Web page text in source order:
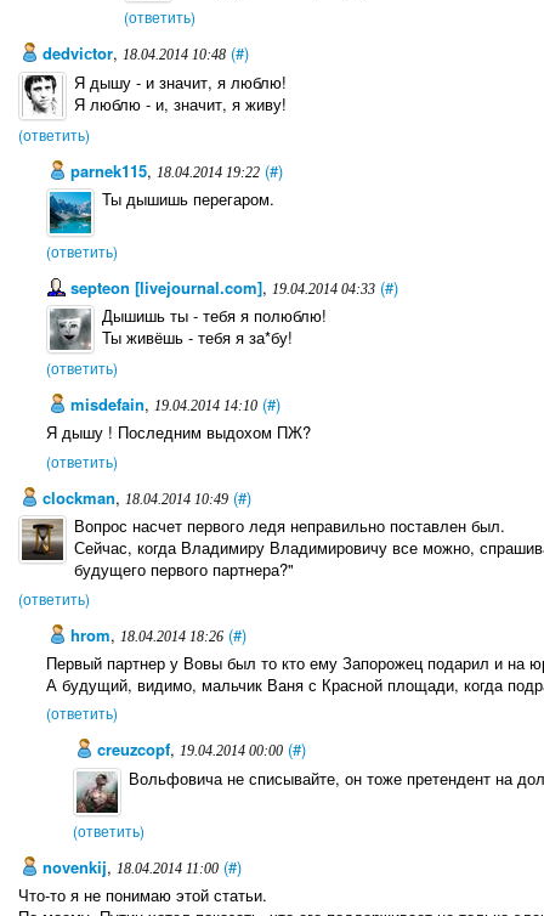
(ответить)
dedviсtor, 18.04.2014 10:48 (#)
Я дышу - и значит, я люблю!
Я люблю - и, значит, я живу!
(ответить)
parnek115, 18.04.2014 19:22 (#)
Ты дышишь перегаром.
(ответить)
septeon [livejournal.com], 19.04.2014 04:33 (#)
Дышишь ты - тебя я полюблю!
Ты живёшь - тебя я за*бу!
(ответить)
misdefain, 19.04.2014 14:10 (#)
Я дышу ! Последним выдохом ПЖ?
(ответить)
clockman, 18.04.2014 10:49 (#)
Вопрос насчет первого ледя неправильно поставлен был.
Сейчас, когда Владимиру Владимировичу все можно,
будущего первого партнера?"
(ответить)
hrom, 18.04.2014 18:26 (#)
Первый партнер у Вовы был то кто ему Запорожец подарил и
А будущий, видимо, мальчик Ваня с Красной площади, когда
(ответить)
creuzcopf,19.04.2014 00:00 (#)
Вольфовича не списывайте, он тоже претендент на
(ответить)
novenkij, 18.04.2014 11:00 (#)
Что-то я не понимаю этой статьи.